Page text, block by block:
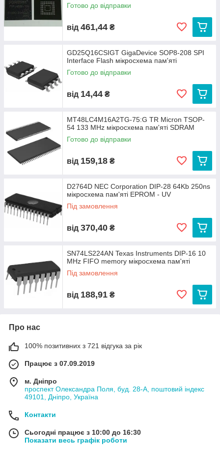
Готово до відправки
від 461,44 ₴
GD25Q16CSIGT GigaDevice SOP8-208 SPI
Interface Flash мікросхема пам'яті
Готово до відправки
від 14,44 ₴
MT48LC4M16A2TG-75:G TR Micron TSOP-
54 133 MHz мікросхема пам'яті SDRAM
Готово до відправки
від 159,18 ₴
D2764D NEC Corporation DIP-28 64Kb 250ns
мікросхема пам'яті EPROM - UV
Під замовлення
від 370,40 ₴
SN74LS224AN Texas Instruments DIP-16 10
MHz FIFO memory мікросхема пам'яті
Під замовлення
від 188,91 ₴
Про нас
100% позитивних з 721 відгука за рік
Працює з 07.09.2019
м. Дніпро
проспект Олександра Поля, буд. 28-А, поштовий індекс
49101, Дніпро, Україна
Контакти
Сьогодні працює з 10:00 до 16:30
Показати весь графік роботи